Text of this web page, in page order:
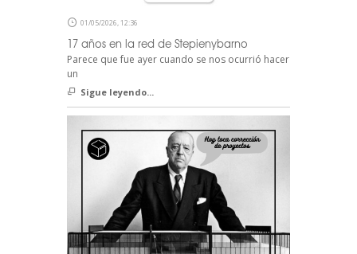
01/05/2026, 12:36
17 años en la red de Stepienybarno
Parece que fue ayer cuando se nos ocurrió hacer
un
Sigue leyendo...